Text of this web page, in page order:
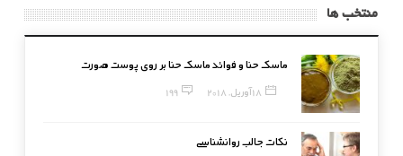
منتخب ها
ماسک حنا و فوائد ماسک حنا بر روی پوست صورت
18 آوریل, 2018 199
نکات جالب روانشناسی